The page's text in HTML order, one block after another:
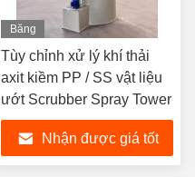
Băng
hình
Tùy chỉnh xử lý khí thải
axit kiềm PP / SS vật liệu
ướt Scrubber Spray Tower
Nhận được giá tốt